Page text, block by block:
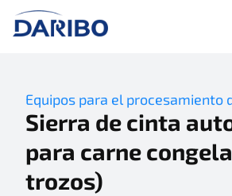
Equipos para el procesamiento
Sierra de cinta
para carne
trozos)